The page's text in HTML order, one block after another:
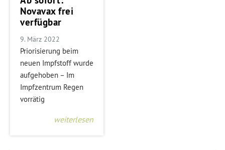
Novavax frei
verfügbar
9. März 2022
Priorisierung beim
neuen Impfstoff wurde
aufgehoben – Im
Impfzentrum Regen
vorrätig
weiterlesen